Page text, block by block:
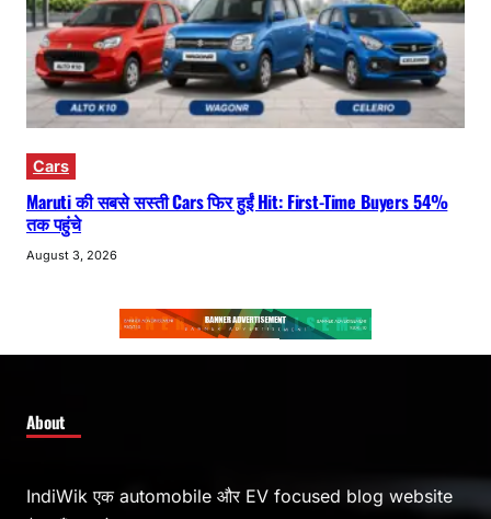
Cars
Maruti की सबसे सस्ती Cars फिर हुईं Hit: First-Time Buyers 54%
तक पहुंचे
August 3, 2026
About
IndiWik एक automobile और EV focused blog website